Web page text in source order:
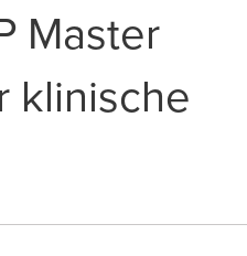
Master
klinische